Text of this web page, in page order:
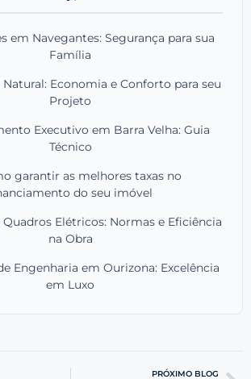
em Navegantes: Segurança para sua
Família
Economia e Conforto para seu
Projeto
Executivo em Barra Velha: Guia
Técnico
garantir as melhores taxas no
do seu imóvel
Quadros Elétricos: Normas e Eficiência
na Obra
Engenharia em Ourizona: Excelência
em Luxo
PRÓXIMO BLOG